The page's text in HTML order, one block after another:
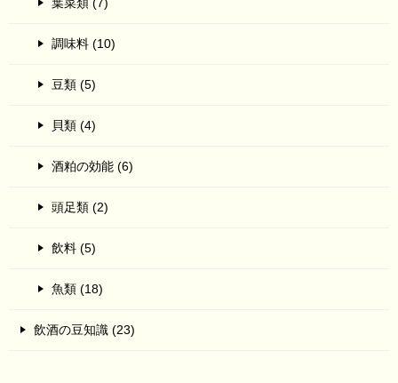
調味料 (10)
豆類 (5)
貝類 (4)
酒粕の効能 (6)
頭足類 (2)
飲料 (5)
魚類 (18)
飲酒の豆知識 (23)